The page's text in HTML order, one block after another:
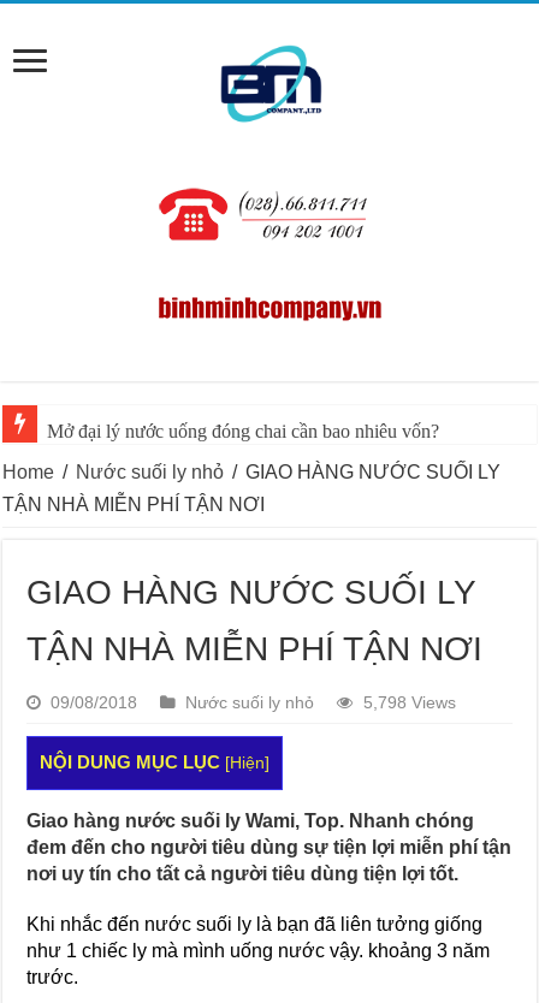
Mở đại lý nước uống đóng chai cần bao nhiêu vốn?
Home / Nước suối ly nhỏ / GIAO HÀNG NƯỚC SUỐI LY
TẬN NHÀ MIỄN PHÍ TẬN NƠI
GIAO HÀNG NƯỚC SUỐI LY
TẬN NHÀ MIỄN PHÍ TẬN NƠI
09/08/2018 Nước suối ly nhỏ 5,798 Views
NỘI DUNG MỤC LỤC [Hiện]
Giao hàng nước suối ly Wami, Top. Nhanh chóng
đem đến cho người tiêu dùng sự tiện lợi miễn phí tận
nơi uy tín cho tất cả người tiêu dùng tiện lợi tốt.
Khi nhắc đến nước suối ly là bạn đã liên tưởng giống
như 1 chiếc ly mà mình uống nước vậy. khoảng 3 năm
trước.